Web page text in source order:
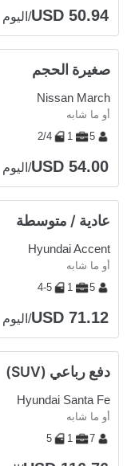
USD 50.94/اليوم
صغيرة الحجم
Nissan March
أو ما شابه
5
1
2/4
USD 54.00/اليوم
عادية / متوسطة
Hyundai Accent
أو ما شابه
5
1
4-5
USD 71.12/اليوم
دفع رباعي (SUV)
Hyundai Santa Fe
أو ما شابه
7
1
5